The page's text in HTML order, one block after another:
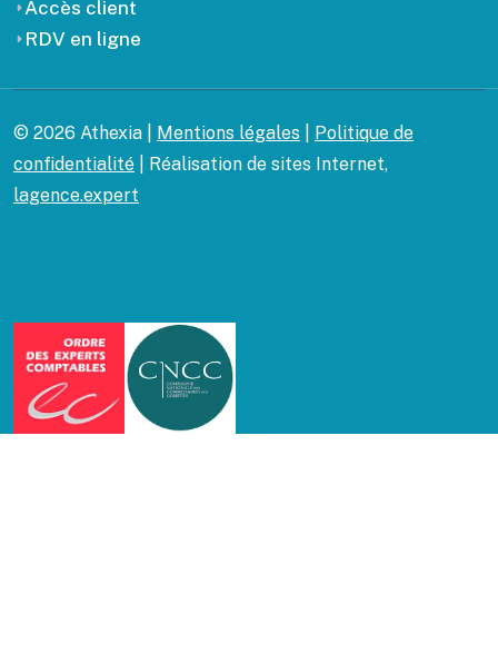
Accès client
RDV en ligne
© 2026 Athexia | Mentions légales
Politique de
confidentialité | Réalisation de sites Internet,
lagence.expert